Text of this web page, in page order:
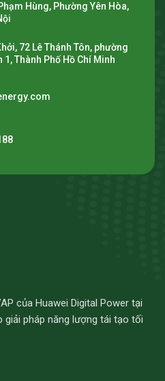
Hùng, Phường Yên Hòa,
72 Lê Thánh Tôn, phường
1, Thành Phố Hồ Chí Minh
của Huawei Digital Power tại
giải pháp năng lượng tái tạo tối